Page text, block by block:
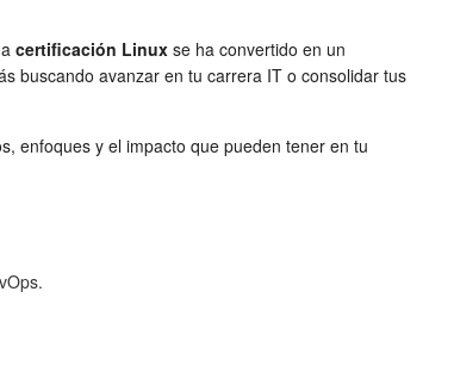
certificación Linux se ha convertido en un
buscando avanzar en tu carrera IT o consolidar tus
enfoques y el impacto que pueden tener en tu